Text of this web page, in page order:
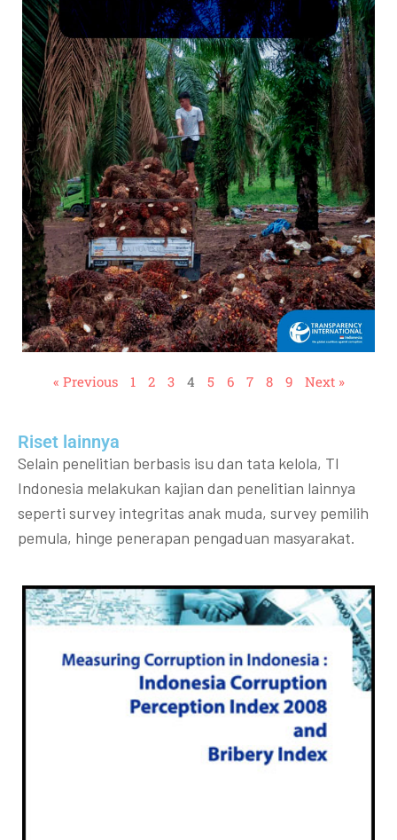
« Previous 1 2 3 4 5 6 7 8 9 Next »
Riset lainnya​​
Selain penelitian berbasis isu dan tata kelola, TI
Indonesia melakukan kajian dan penelitian lainnya
seperti survey integritas anak muda, survey pemilih
pemula, hinge penerapan pengaduan masyarakat.